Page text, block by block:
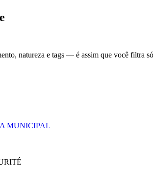
natureza e tags — é assim que você filtra
MUNICIPAL